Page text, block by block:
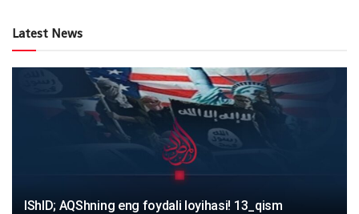
Latest News
IShID; AQShning eng foydali loyihasi! 13_qism